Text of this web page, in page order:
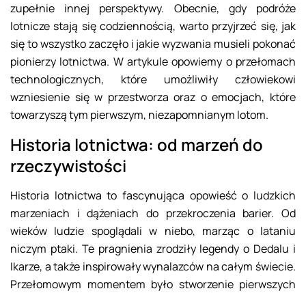
zupełnie innej perspektywy. Obecnie, gdy podróże
lotnicze stają się codziennością, warto przyjrzeć się, jak
się to wszystko zaczęło i jakie wyzwania musieli pokonać
pionierzy lotnictwa. W artykule opowiemy o przełomach
technologicznych, które umożliwiły człowiekowi
wzniesienie się w przestworza oraz o emocjach, które
towarzyszą tym pierwszym, niezapomnianym lotom.
Historia lotnictwa: od marzeń do
rzeczywistości
Historia lotnictwa to fascynująca opowieść o ludzkich
marzeniach i dążeniach do przekroczenia barier. Od
wieków ludzie spoglądali w niebo, marząc o lataniu
niczym ptaki. Te pragnienia zrodziły legendy o Dedalu i
Ikarze, a także inspirowały wynalazców na całym świecie.
Przełomowym momentem było stworzenie pierwszych